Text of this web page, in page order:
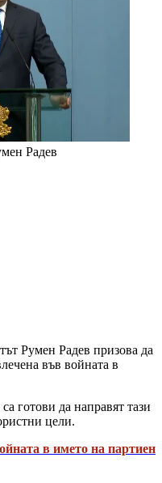
Радев
Румен Радев призова да
във войната в
готови да направят тази
цели.
в името на партиен